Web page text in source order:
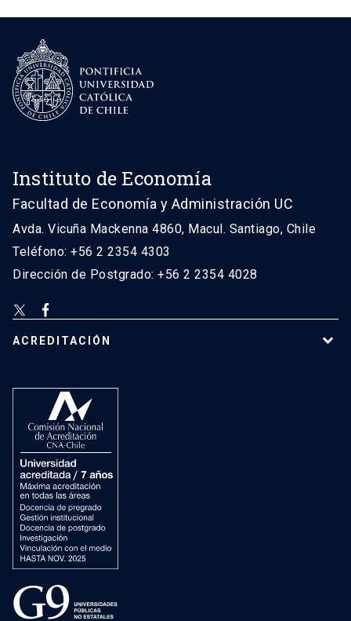
Instituto de Economía
Facultad de Economía y Administración UC
Avda. Vicuña Mackenna 4860, Macul. Santiago, Chile
Teléfono: +56 2 2354 4303
Dirección de Postgrado: +56 2 2354 4028
ACREDITACIÓN